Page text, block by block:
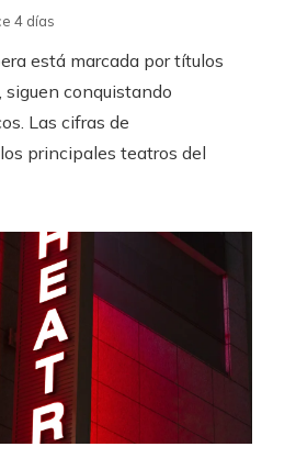
4 días
está marcada por títulos
siguen conquistando
Las cifras de
principales teatros del